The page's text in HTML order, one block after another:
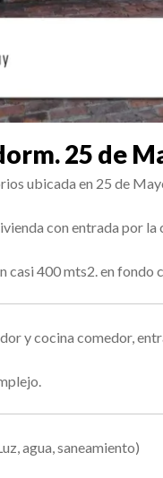
25 de
ubicada en 25 de
con entrada por
casi 400 mts2. en fondo
y cocina comedor,
agua, saneamiento)